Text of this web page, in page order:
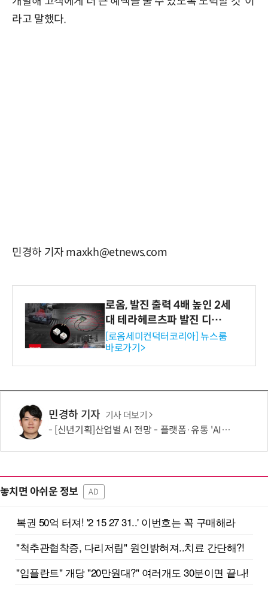
라고 말했다.
민경하 기자 maxkh@etnews.com
로옴, 발진 출력 4배 높인 2세
대 테라헤르츠파 발진 디바이
스 개발
[로옴세미컨덕터코리아] 뉴스룸
바로가기>
민경하 기자 기사 더보기
[신년기획]산업별 AI 전망 - 플랫폼·유통 'AI 에이전트 시대' 개막
놓치면 아쉬운 정보 AD